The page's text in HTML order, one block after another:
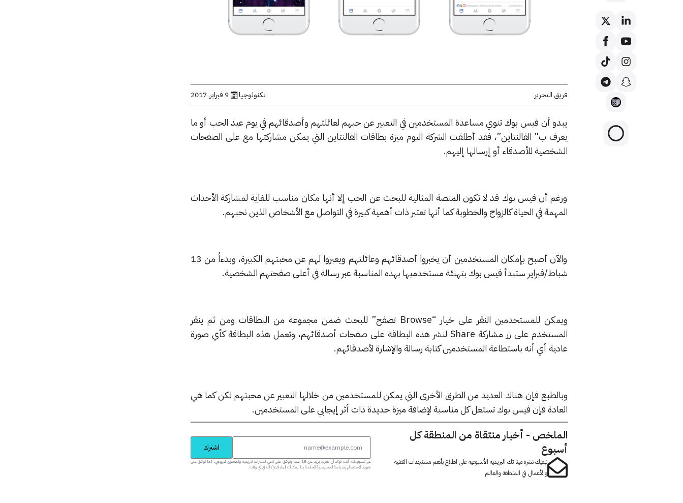
فريق التحرير تكنولوجيا 9 فبراير, 2017
يبدو أن فيس بوك تنوي مساعدة المستخدمين في التعبير عن حبهم لعائلتهم وأصدقائهم في يوم عيد الحب أو ما
يعرف ب” الفالنتاين”، فقد أطلقت الشركة اليوم ميزة بطاقات الفالنتاين التي يمكن مشاركتها مع على الصفحات
الشخصية للأصدقاء أو إرسالها إليهم.
ورغم أن فيس بوك قد لا تكون المنصة المثالية للبحث عن الحب إلا أنها مكان مناسب للغاية لمشاركة الأحداث
المهمة في الحياة كالزواج والخطوبة كما أنها تعتبر ذات أهمية كبيرة في التواصل مع الأشخاص الذين نحبهم.
والآن أصبح بإمكان المستخدمين أن يخبروا أصدقائهم وعائلتهم ويعبروا لهم عن محبتهم الكبيرة، وبدءاً من 13
شباط/فبراير ستبدأ فيس بوك بتهنئة مستخدميها بهذه المناسبة عبر رسالة في أعلى صفحتهم الشخصية.
ويمكن للمستخدمين النقر على خيار “Browse تصفح” للبحث ضمن مجموعة من البطاقات ومن ثم ينقر
المستخدم على زر مشاركة Share لنشر هذه البطاقة على صفحات أصدقائهم، وتعمل هذه البطاقة كأي صورة
عادية أي أنه باستطاعة المستخدمين كتابة رسالة والإشارة لأصدقائهم.
وبالطبع فإن هناك العديد من الطرق الأخرى التي يمكن للمستخدمين من خلالها التعبير عن محبتهم لكن كما هي
العادة فإن فيس بوك تستغل كل مناسبة لإضافة ميزة جديدة ذات أثر إيجابي على المستخدمين.
الملخص - أخبار منتقاة من المنطقة كل
أسبوع
تبقيك نشرة مينا تك البريدية الأسبوعية على اطلاع بأهم مستجدات التقنية
والأعمال في المنطقة والعالم.
اشترك
عبر تسجيلك، أنت تؤكد أن عمرك يزيد عن 18 عاماً وتوافق على تلقي النشرات البريدية والمحتوى الترويجي، كما توافق على
شروط الاستخدام وسياسة الخصوصية الخاصة بنا. يمكنك إلغاء اشتراكك في أي وقت.